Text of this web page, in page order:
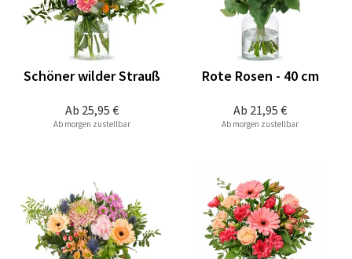
Ab 25,95 €
Schöner wilder Strauß
Ab morgen zustellbar
Ab 21,95 €
Rote Rosen - 40 cm
Ab morgen zustellbar